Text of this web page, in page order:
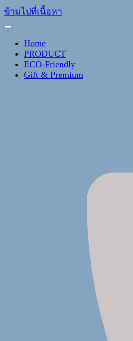
ข้ามไปที่เนื้อหา
Home
PRODUCT
ECO-Friendly
Gift & Premium